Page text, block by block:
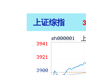
上证综指